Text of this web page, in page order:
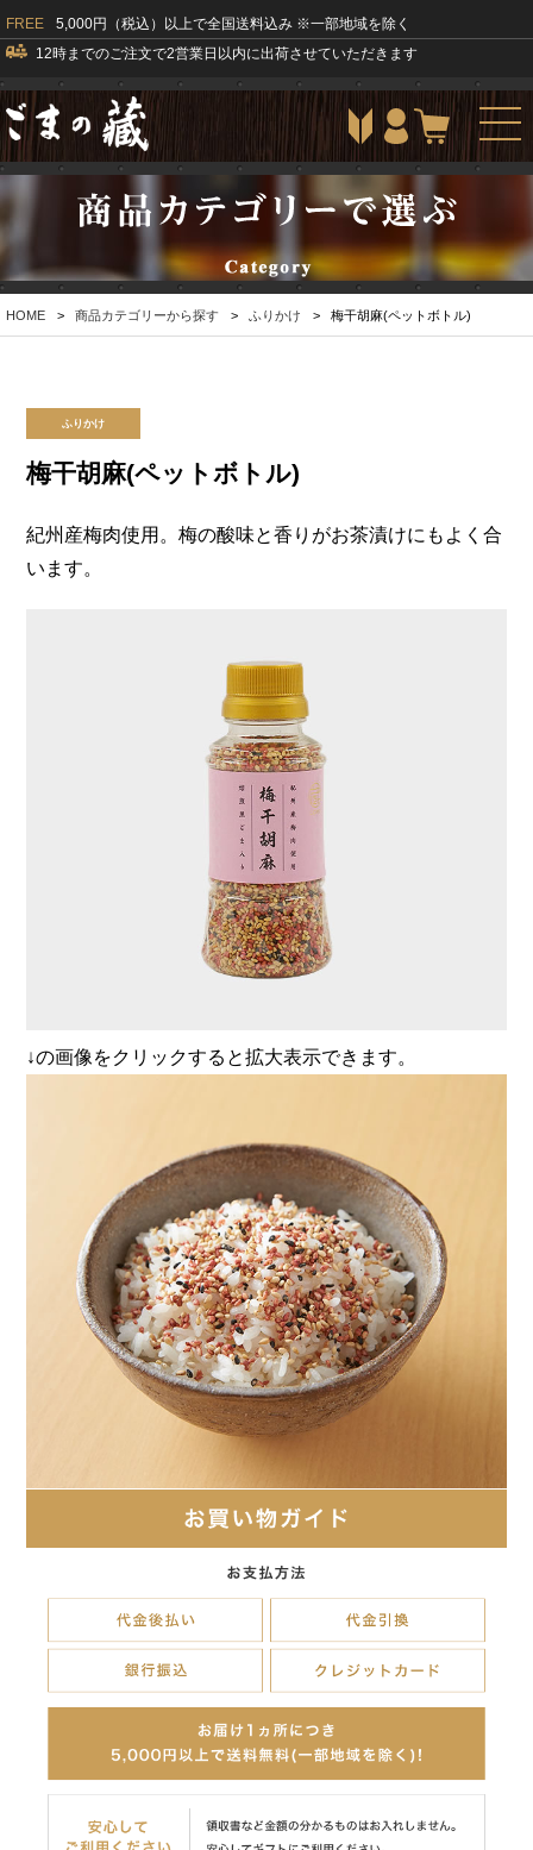
FREE 5,000円（税込）以上で全国送料込み ※一部地域を除く
12時までのご注文で2営業日以内に出荷させていただきます
HOME > 商品カテゴリーから探す > ふりかけ > 梅干胡麻(ペットボトル)
ふりかけ
梅干胡麻(ペットボトル)
紀州産梅肉使用。梅の酸味と香りがお茶漬けにもよく合
います。
↓の画像をクリックすると拡大表示できます。